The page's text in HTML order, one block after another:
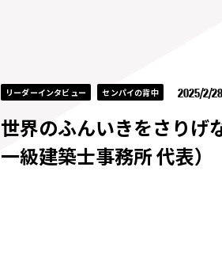
リーダーインタビュー センパイの背中 2025/2/
世界のふんいきをさりげ
一級建築士事務所 代表）